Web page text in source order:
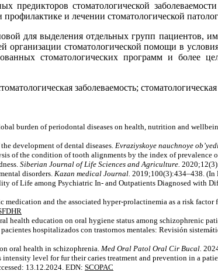
предикторов стоматологической
и лечении стоматологической
для выделения отдельных групп
организации стоматологической помощи в
стоматологических программ и более
заболеваемость;
burden of periodontal diseases on health, nutrition and
development of dental diseases. Evraziyskoye nauchnoye
of the condition of tooth alignments by the index of
Siberian Journal of Life Sciences and Agriculture.
disorders. Kazan medical Journal. 2019;100(3):434–438. (In
of Life among Psychiatric In- and Outpatients Diagnosed with
and the associated hyper-prolactinemia as a risk
health education on oral hygiene status among schizophrenic
hospitalizados con trastornos mentales: Revisión
oral health in schizophrenia. Med Oral Patol Oral Cir Bucal.
level for fur their caries treatment and prevention in a
13.12.2024. EDN: SCOPAC